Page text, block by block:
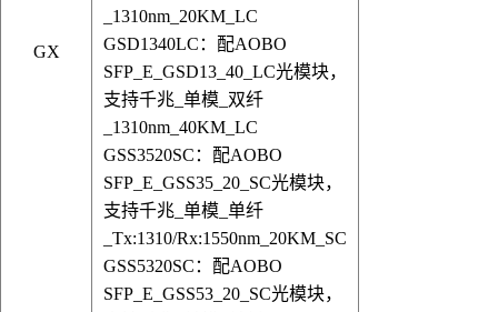
GX
_1310nm_20KM_LC
GSD1340LC：配AOBO
SFP_E_GSD13_40_LC光模块，
支持千兆_单模_双纤
_1310nm_40KM_LC
GSS3520SC：配AOBO
SFP_E_GSS35_20_SC光模块，
支持千兆_单模_单纤
_Tx:1310/Rx:1550nm_20KM_SC
GSS5320SC：配AOBO
SFP_E_GSS53_20_SC光模块，